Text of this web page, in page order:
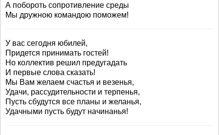
А побороть сопротивление среды
Мы дружною командою поможем!
У вас сегодня юбилей,
Придется принимать гостей!
Но коллектив решил предугадать
И первые слова сказать!
Мы Вам желаем счастья и везенья,
Удачи, рассудительности и терпенья,
Пусть сбудутся все планы и желанья,
Удачными пусть будут начинанья!